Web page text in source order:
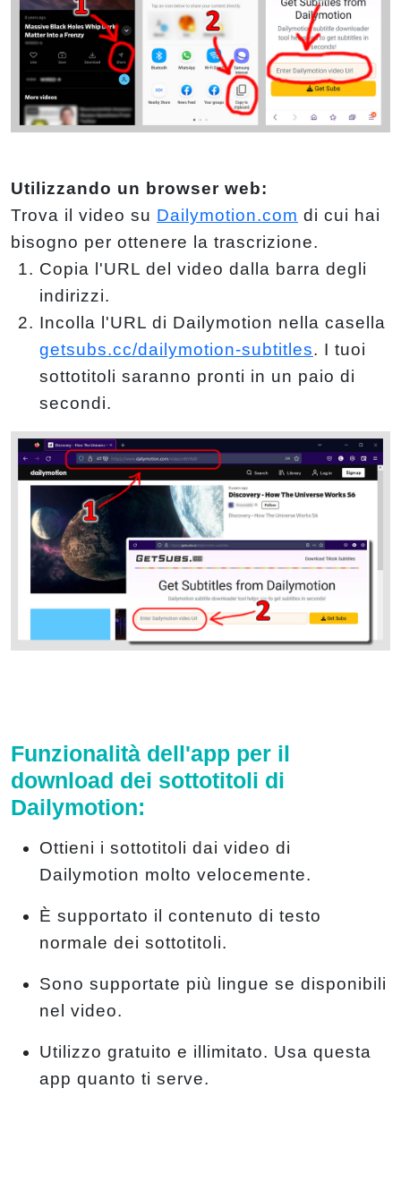
Utilizzando un browser web:
Trova il video su Dailymotion.com di cui hai
bisogno per ottenere la trascrizione.
Copia l'URL del video dalla barra degli
indirizzi.
Incolla l'URL di Dailymotion nella casella
getsubs.cc/dailymotion-subtitles. I tuoi
sottotitoli saranno pronti in un paio di
secondi.
Funzionalità dell'app per il
download dei sottotitoli di
Dailymotion:
Ottieni i sottotitoli dai video di
Dailymotion molto velocemente.
È supportato il contenuto di testo
normale dei sottotitoli.
Sono supportate più lingue se disponibili
nel video.
Utilizzo gratuito e illimitato. Usa questa
app quanto ti serve.